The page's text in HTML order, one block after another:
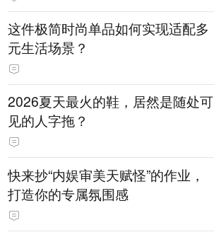
这件极简时尚单品如何实现适配多
元生活场景？
2026夏天最火的鞋，居然是随处可
见的人字拖？
快来抄“内娱审美天赋怪”的作业，
打造你的专属氛围感